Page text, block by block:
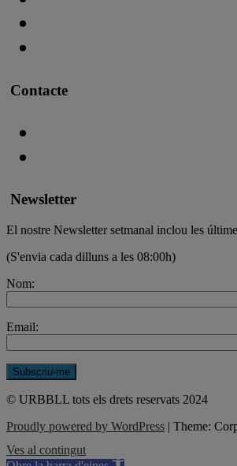
Contacte
Newsletter
El nostre Newsletter setmanal inclou les
(S'envia cada dilluns a les 08:00h)
Nom:
Email:
© URBBLL tots els drets reservats 2024
Proudly powered by WordPress | Theme:
Ves al contingut